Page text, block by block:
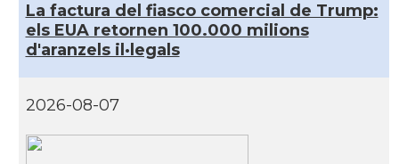
La factura del fiasco comercial de Trump:
els EUA retornen 100.000 milions
d'aranzels il·legals
2026-08-07